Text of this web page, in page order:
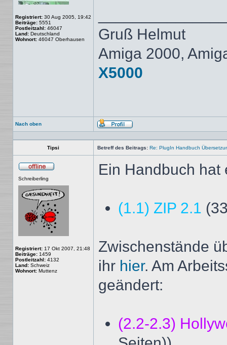
Registriert: 30 Aug 2005, 19:42
Beiträge: 5551
Postleitzahl: 46047
Land: Deutschland
Wohnort: 46047 Oberhausen
Gruß Helmut
Amiga 2000,
X5000
Nach oben
Profil
Tipsi Betreff des Beitrags: Re: PlugIn Handbuch
Schreiberling
Registriert: 17 Okt 2007, 21:48
Beiträge: 1459
Postleitzahl: 4132
Land: Schweiz
Wohnort: Muttenz
Ein Handbuch hat
(1.1) ZIP 2.1
Zwischenstände
ihr hier. Am
geändert:
(2.2-2.3)